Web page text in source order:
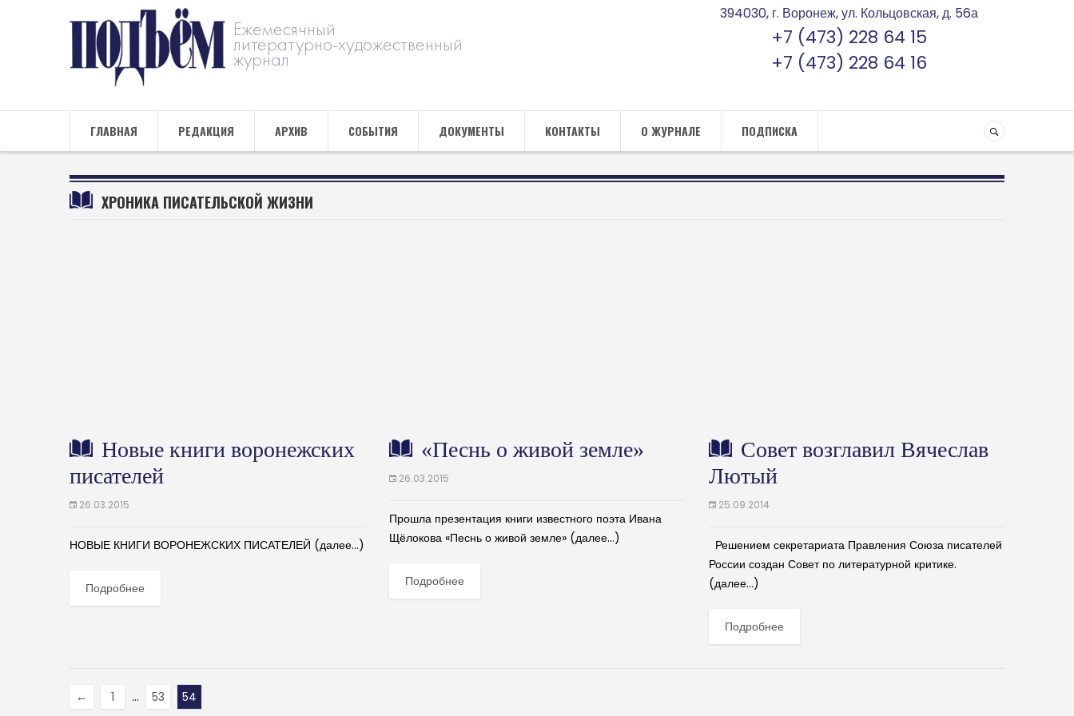
Ежемесячный
литературно-художественный
журнал
394030, г. Воронеж, ул. Кольцовская, д. 56а
+7 (473) 228 64 15
+7 (473) 228 64 16
ГЛАВНАЯ РЕДАКЦИЯ АРХИВ СОБЫТИЯ ДОКУМЕНТЫ КОНТАКТЫ О ЖУРНАЛЕ ПОДПИСКА
ХРОНИКА ПИСАТЕЛЬСКОЙ ЖИЗНИ
Новые книги воронежских
писателей
26.03.2015
НОВЫЕ КНИГИ ВОРОНЕЖСКИХ ПИСАТЕЛЕЙ (далее…)
Подробнее
«Песнь о живой земле»
26.03.2015
Прошла презентация книги известного поэта Ивана
Щёлокова «Песнь о живой земле» (далее…)
Подробнее
Совет возглавил Вячеслав
Лютый
25.09.2014
Решением секретариата Правления Союза писателей
России создан Совет по литературной критике.
(далее…)
Подробнее
← 1 … 53 54